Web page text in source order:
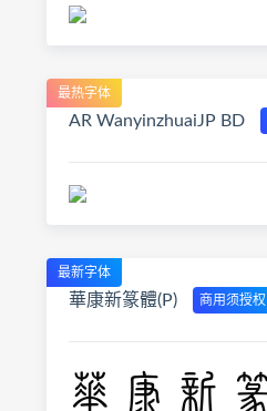
最热字体
AR WanyinzhuaiJP BD
最新字体
華康新篆體(P) 商用须授权